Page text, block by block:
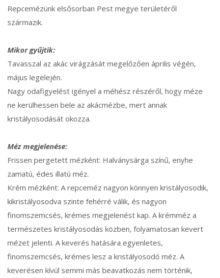
Repcemézünk elsősorban Pest megye területéről
származik.
Mikor gyűjtik:
Tavasszal az akác virágzását megelőzően április végén,
május legelején.
Nagy odafigyelést igényel a méhész részéről, hogy méze
ne kerülhessen bele az akácmézbe, mert annak
kristályosodását okozza.
Méz megjelenése:
Frissen pergetett mézként: Halványsárga színű, enyhe
zamatú, édes illatú méz.
Krém mézként: A repceméz nagyon könnyen kristályosodik,
kikristályosodva szinte fehérré válik, és nagyon
finomszemcsés, krémes megjelenést kap. A krémméz a
természetes kristályosodás közben, folyamatosan kevert
mézet jelenti. A keverés hatására egyenletes,
finomszemcsés, krémes lesz a kristályosodó méz. A
keverésen kívül semmi más beavatkozás nem történik,